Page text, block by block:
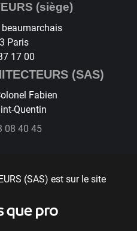
(siège)
Paris
17 00
(SAS)
Fabien
Quentin
08 40 45
(SAS) est sur le site